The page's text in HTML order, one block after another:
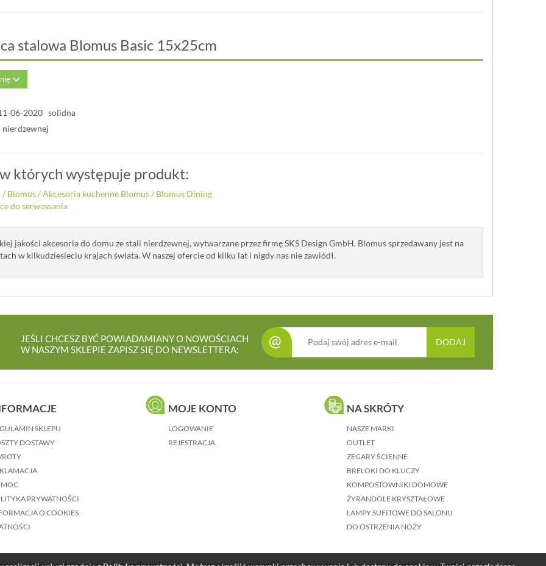
stalowa Blomus Basic 15x25cm
06-2020 solidna
nierdzewnej
których występuje produkt:
/ Blomus/Akcesoria kuchenne Blomus/ Blomus Dining
do serwowania
jakości akcesoria do domu ze stali nierdzewnej, wytwarzane przez firmę SKS Design GmbH. Blomus sprzedawany jest na
w kilkudziesieciu krajach świata. W naszej ofercie od kilku lat i nigdy nas nie zawiódł.
JEŚLI CHCESZ BYĆ POWIADAMIANY O NOWOŚCIACH
W NASZYM SKLEPIE ZAPISZ SIĘ DO NEWSLETTERA:
@ DODAJ
SKLEPU
DOSTAWY
PRYWATNOŚCI
O COOKIES
MOJE KONTO
LOGOWANIE
REJESTRACJA
NA SKRÓTY
NASZE MARKI
OUTLET
ZEGARY ŚCIENNE
BRELOKI DO KLUCZY
KOMPOSTOWNIKI DOMOWE
ŻYRANDOLE KRYSZTAŁOWE
LAMPY SUFITOWE DO SALONU
DO OSTRZENIA NOŻY